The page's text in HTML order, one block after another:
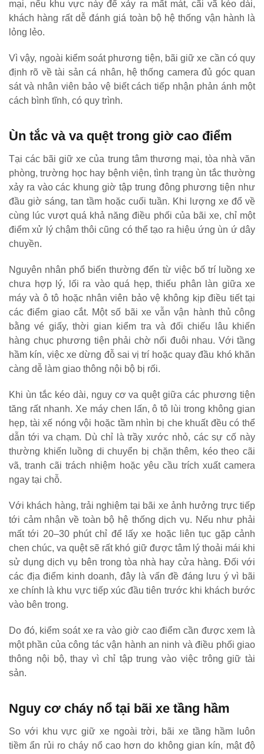
mại, nếu khu vực này để xảy ra mất mát, cãi vã kéo dài,
khách hàng rất dễ đánh giá toàn bộ hệ thống vận hành là
lỏng lẻo.
Vì vậy, ngoài kiểm soát phương tiện, bãi giữ xe cần có quy
định rõ về tài sản cá nhân, hệ thống camera đủ góc quan
sát và nhân viên bảo vệ biết cách tiếp nhận phản ánh một
cách bình tĩnh, có quy trình.
Ùn tắc và va quệt trong giờ cao điểm
Tại các bãi giữ xe của trung tâm thương mại, tòa nhà văn
phòng, trường học hay bệnh viện, tình trạng ùn tắc thường
xảy ra vào các khung giờ tập trung đông phương tiện như
đầu giờ sáng, tan tầm hoặc cuối tuần. Khi lượng xe đổ về
cùng lúc vượt quá khả năng điều phối của bãi xe, chỉ một
điểm xử lý chậm thôi cũng có thể tạo ra hiệu ứng ùn ứ dây
chuyền.
Nguyên nhân phổ biến thường đến từ việc bố trí luồng xe
chưa hợp lý, lối ra vào quá hẹp, thiếu phân làn giữa xe
máy và ô tô hoặc nhân viên bảo vệ không kịp điều tiết tại
các điểm giao cắt. Một số bãi xe vẫn vận hành thủ công
bằng vé giấy, thời gian kiểm tra và đối chiếu lâu khiến
hàng chục phương tiện phải chờ nối đuôi nhau. Với tầng
hầm kín, việc xe dừng đỗ sai vị trí hoặc quay đầu khó khăn
càng dễ làm giao thông nội bộ bị rối.
Khi ùn tắc kéo dài, nguy cơ va quệt giữa các phương tiện
tăng rất nhanh. Xe máy chen lấn, ô tô lùi trong không gian
hẹp, tài xế nóng vội hoặc tầm nhìn bị che khuất đều có thể
dẫn tới va chạm. Dù chỉ là trầy xước nhỏ, các sự cố này
thường khiến luồng di chuyển bị chặn thêm, kéo theo cãi
vã, tranh cãi trách nhiệm hoặc yêu cầu trích xuất camera
ngay tại chỗ.
Với khách hàng, trải nghiệm tại bãi xe ảnh hưởng trực tiếp
tới cảm nhận về toàn bộ hệ thống dịch vụ. Nếu như phải
mất tới 20–30 phút chỉ để lấy xe hoặc liên tục gặp cảnh
chen chúc, va quệt sẽ rất khó giữ được tâm lý thoải mái khi
sử dụng dịch vụ bên trong tòa nhà hay cửa hàng. Đối với
các địa điểm kinh doanh, đây là vấn đề đáng lưu ý vì bãi
xe chính là khu vực tiếp xúc đầu tiên trước khi khách bước
vào bên trong.
Do đó, kiểm soát xe ra vào giờ cao điểm cần được xem là
một phần của công tác vận hành an ninh và điều phối giao
thông nội bộ, thay vì chỉ tập trung vào việc trông giữ tài
sản.
Nguy cơ cháy nổ tại bãi xe tầng hầm
So với khu vực giữ xe ngoài trời, bãi xe tầng hầm luôn
tiềm ẩn rủi ro cháy nổ cao hơn do không gian kín, mật độ